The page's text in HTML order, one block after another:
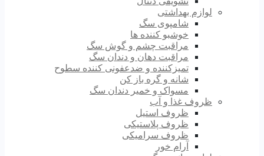
لوازم بهداشتی
شامپوی سگ
خوشبو کننده ها
مراقبت چشم و گوش سگ
مراقبت دهان و دندان سگ
تمیزکننده و ضدعفونی کننده سطوح
شانه و گره باز کن
مسواک و خمیر دندان سگ
ظروف غذا و آب
ظروف استیل
ظروف پلاستیکی
ظروف سرامیکی
آرام خور